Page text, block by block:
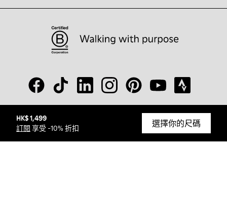
HK$ 1,499
訂閱 享受 -10% 折扣 選擇你的尺碼
© Camper, 2026